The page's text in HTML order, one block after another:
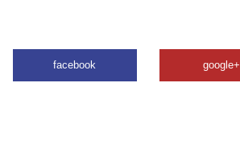
facebook google+